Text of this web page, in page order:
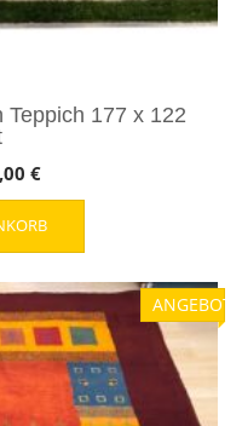
177 x 122
€Aktueller
Preis
ist:
ANGEBOT!